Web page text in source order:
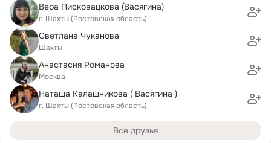
Вера Писковацкова (Васягина)
г. Шахты (Ростовская область)
Светлана Чуканова
Шахты
Анастасия Романова
Москва
Наташа Калашникова ( Васягина )
г. Шахты (Ростовская область)
Все друзья